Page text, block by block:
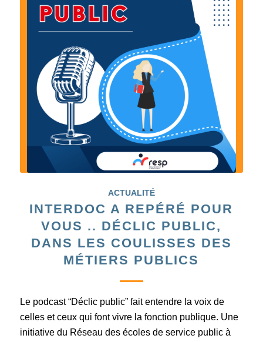
ACTUALITÉ
INTERDOC A REPÉRÉ POUR
VOUS .. DÉCLIC PUBLIC,
DANS LES COULISSES DES
MÉTIERS PUBLICS
Le podcast “Déclic public” fait entendre la voix de
celles et ceux qui font vivre la fonction publique. Une
initiative du Réseau des écoles de service public à